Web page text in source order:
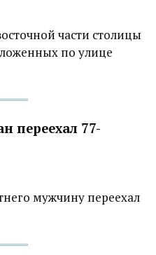
части столицы
по улице
переехал 77-
мужчину переехал